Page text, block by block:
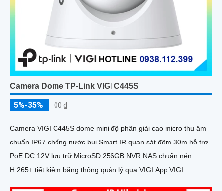
Camera Dome TP-Link VIGI C445S
5%-35% 00 ₫
Camera VIGI C445S dome mini độ phân giải cao micro thu âm
chuẩn IP67 chống nước bụi Smart IR quan sát đêm 30m hỗ trợ
PoE DC 12V lưu trữ MicroSD 256GB NVR NAS chuẩn nén
H.265+ tiết kiệm băng thông quản lý qua VIGI App VIGI